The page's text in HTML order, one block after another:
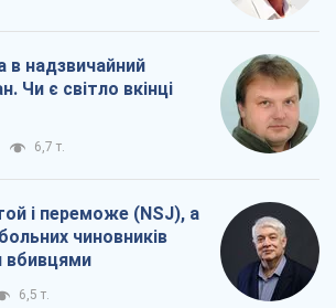
в надзвичайний
Чи є світло вкінці
6,7 т.
і переможе (NSJ), а
чиновників
вбивцями
6,5 т.